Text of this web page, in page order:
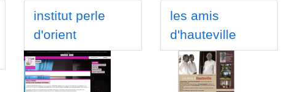
institut perle
d'orient
les amis
d'hauteville